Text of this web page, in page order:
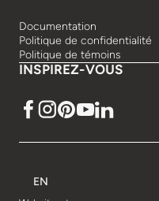
Documentation
Politique de confidentialité
Politique de témoins
INSPIREZ-VOUS
EN